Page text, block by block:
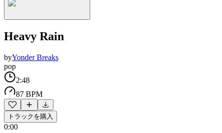
Heavy Rain
byYonder Breaks
pop
2:48
87 BPM
トラックを購入
0:00